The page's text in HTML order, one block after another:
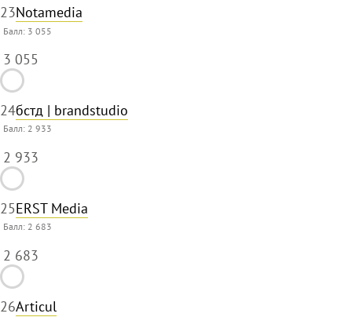
23Notamedia
Балл: 3 055
3 055
24бстд | brandstudio
Балл: 2 933
2 933
25ERST Media
Балл: 2 683
2 683
26Articul